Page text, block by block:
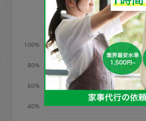
※例：依頼日時／土曜
合、水曜日午前9時以
発生
水曜日9時〜金曜日9
50%
金曜日9時～土曜日8
100%
利用します。注意し
はありますか？
利用の多い
40%
60%
80%
100%